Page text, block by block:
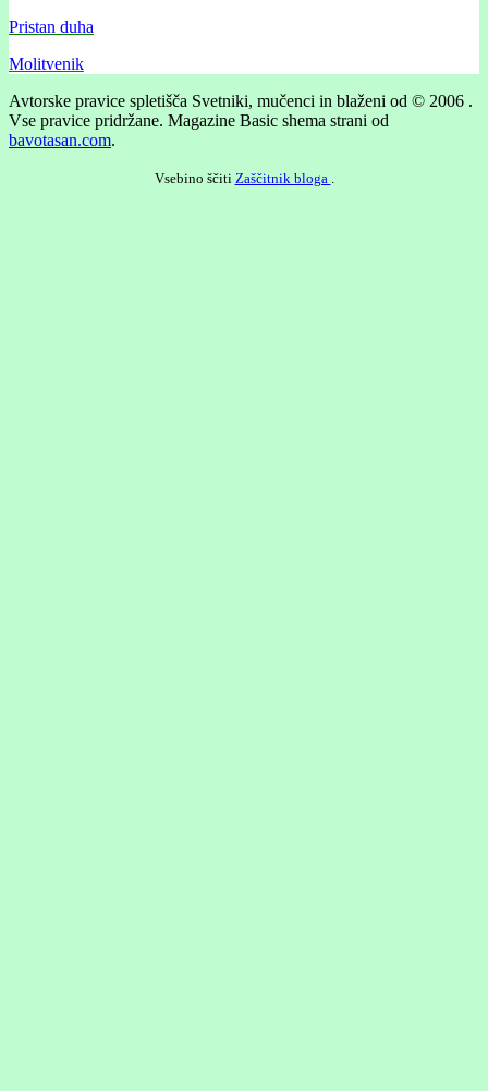
Pristan duha
Molitvenik
Avtorske pravice spletišča Svetniki, mučenci in blaženi od © 2006 .
Vse pravice pridržane. Magazine Basic shema strani od
bavotasan.com.
Vsebino ščiti Zaščitnik bloga